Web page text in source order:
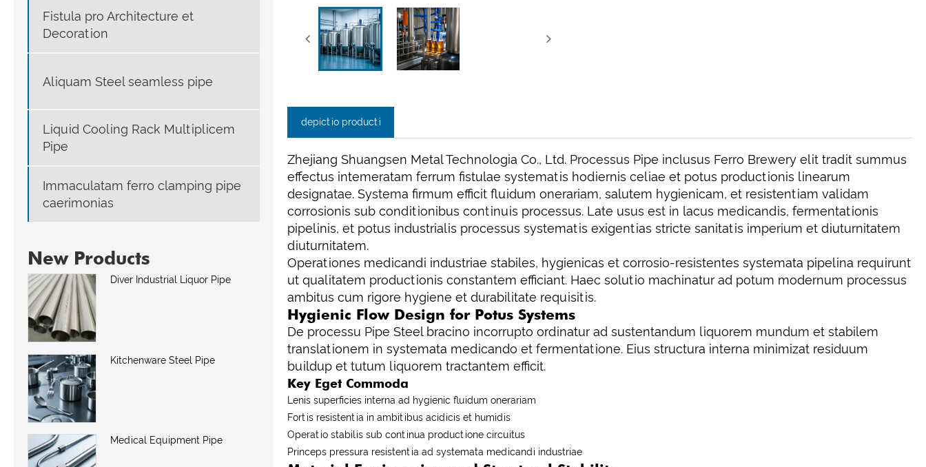
Fistula pro Architecture et
Decoration
Aliquam Steel seamless pipe
Liquid Cooling Rack Multiplicem
Pipe
Immaculatam ferro clamping pipe
caerimonias
New Products
Diver Industrial Liquor Pipe
Kitchenware Steel Pipe
Medical Equipment Pipe
depictio producti
Zhejiang Shuangsen Metal Technologia Co., Ltd. Processus Pipe inclusus Ferro Brewery elit tradit summus
effectus intemeratam ferrum fistulae systematis hodiernis celiae et potus productionis linearum
designatae. Systema firmum efficit fluidum onerariam, salutem hygienicam, et resistentiam validam
corrosionis sub conditionibus continuis processus. Late usus est in lacus medicandis, fermentationis
pipelinis, et potus industrialis processus systematis exigentias stricte sanitatis imperium et diuturnitatem
diuturnitatem.
Operationes medicandi industriae stabiles, hygienicas et corrosio-resistentes systemata pipelina requirunt
ut qualitatem productionis constantem efficiant. Haec solutio machinatur ad potum modernum processus
ambitus cum rigore hygiene et durabilitate requisitis.
Hygienic Flow Design for Potus Systems
De processu Pipe Steel bracino incorrupto ordinatur ad sustentandum liquorem mundum et stabilem
translationem in systemata medicando et fermentatione. Eius structura interna minimizat residuum
buildup et tutum liquorem tractantem efficit.
Key Eget Commoda
Lenis superficies interna ad hygienic fluidum onerariam
Fortis resistentia in ambitibus acidicis et humidis
Operatio stabilis sub continua productione circuitus
Princeps pressura resistentia ad systemata medicandi industriae